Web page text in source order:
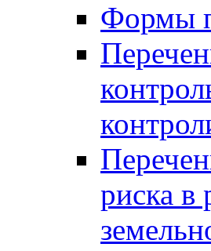
Формы
риска в